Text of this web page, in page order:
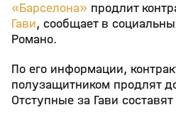
«Барселона» продлит
Гави, сообщает в
Романо.
По его информации,
полузащитником продлят
Отступные за Гави